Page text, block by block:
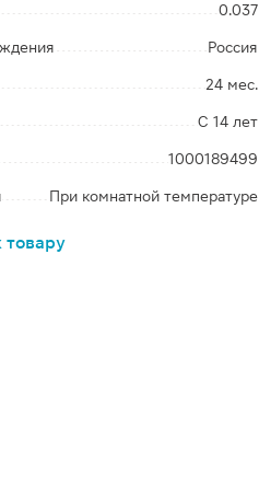
0.037
Россия
24 мес.
С 14 лет
1000189499
При комнатной температуре
товару